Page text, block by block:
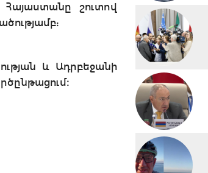
շուտով
և Ադրբեջանի